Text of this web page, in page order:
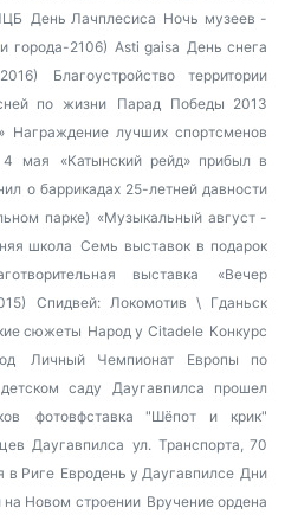
День Лачплесиса Ночь музеев -
города-2106) Asti gaisa День снега
Благоустройство территории
по жизни
Парад Победы 2013
Награждение лучших спортсменов
4 мая
«Катынский рейд» прибыл в
о баррикадах 25-летней давности
парке) «Музыкальный август -
школа Семь выставок в подарок
выставка
«Вечер
Спидвей: Локомотив \ Гданьск
сюжеты Народ у Citadele Конкурс
Личный Чемпионат Европы по
саду Даугавпилса прошел
фотовфставка "Шёпот и крик"
Даугавпилса ул. Транспорта, 70
в Риге Евродень у Даугавпилсе Дни
Новом строении Вручение ордена